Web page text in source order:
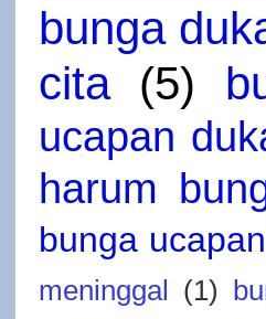
bunga
cita (5)
ucapan
harum
bunga
meninggal (1)